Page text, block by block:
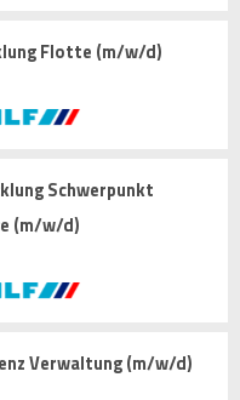
Flotte (m/w/d)
Schwerpunkt
(m/w/d)
Verwaltung (m/w/d)